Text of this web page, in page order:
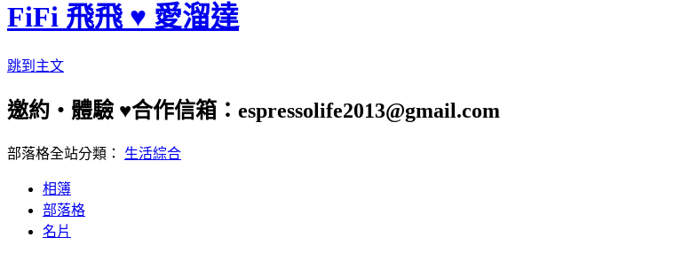
FiFi 飛飛 ♥ 愛溜達
跳到主文
邀約‧體驗 ♥合作信箱：espressolife2013@gmail.com
部落格全站分類： 生活綜合
相簿
部落格
名片